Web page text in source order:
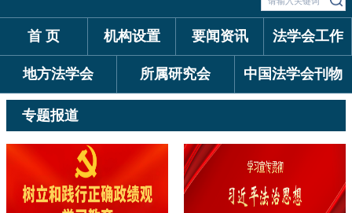
首 页 机构设置 要闻资讯 法学会工作
地方法学会 所属研究会 中国法学会刊物
专题报道